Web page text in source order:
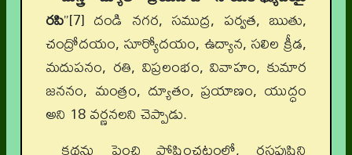
రపి”[7] దండి నగర, సముద్ర, పర్వత, ఋతు,
చంద్రోదయం, సూర్యోదయం, ఉద్యాన, సలిల క్రీడ,
మదుపనం, రతి, విప్రలంభం, వివాహం, కుమార
జననం, మంత్రం, ద్యూతం, ప్రయాణం, యుద్ధం
అని 18 వర్ణనలని చెప్పాడు.